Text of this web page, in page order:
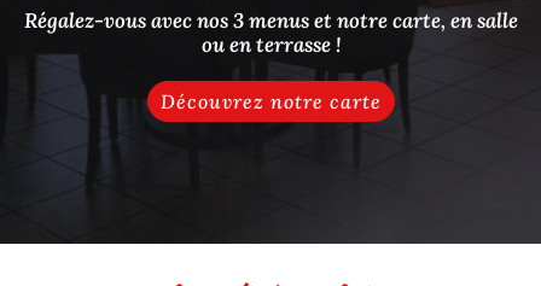
En cochant cette case, vous consentez à recevoir nos propositions commerciales à
l'adresse email indiqué ci-dessus. Vous pouvez vous désinscrire à tout moment en
Régalez-vous avec nos 3 menus et notre carte, en salle
ou en terrasse !
Découvrez notre carte